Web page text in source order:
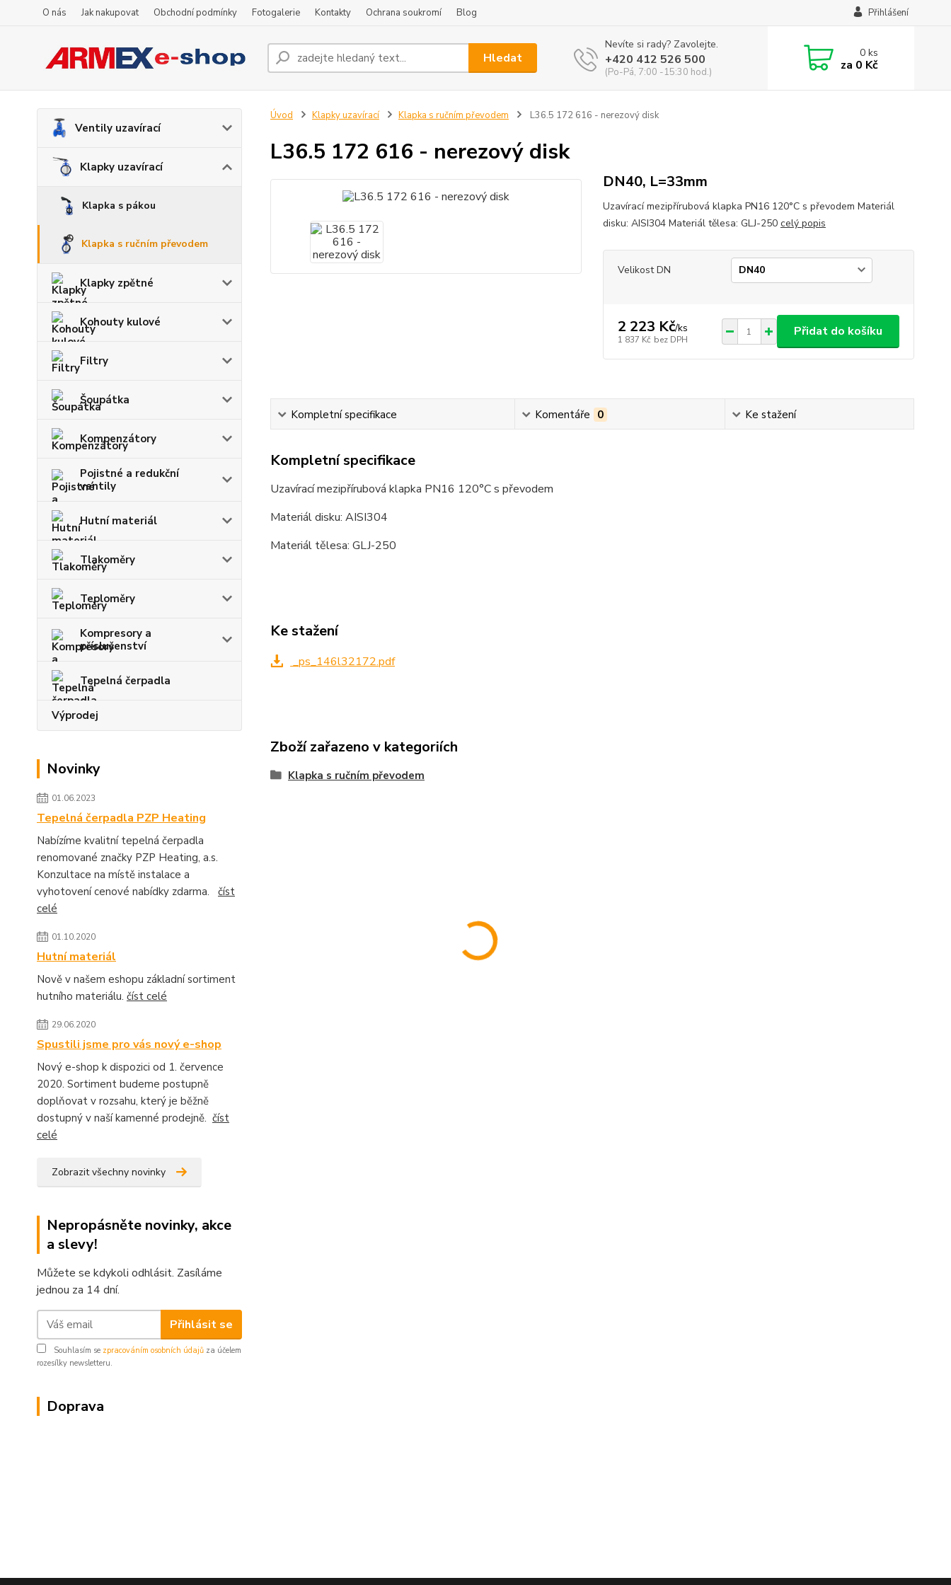
O nás Jak nakupovat Obchodní podmínky Fotogalerie Kontakty Ochrana soukromí Blog Přihlášení
Hledat
Nevíte si rady? Zavolejte.
+420 412 526 500
(Po-Pá, 7:00 -15:30 hod.)
0ks
za 0 Kč
Ventily uzavírací
Klapky uzavírací
Klapka s pákou
Klapka s ručním převodem
Klapky zpětné
Kohouty kulové
Filtry
Šoupátka
Kompenzátory
Pojistné a redukční
ventily
Hutní materiál
Tlakoměry
Teploměry
Kompresory a
příslušenství
Tepelná čerpadla
Výprodej
Novinky
01.06.2023
Tepelná čerpadla PZP Heating
Nabízíme kvalitní tepelná čerpadla
renomované značky PZP Heating, a.s.
Konzultace na místě instalace a
vyhotovení cenové nabídky zdarma. číst
celé
01.10.2020
Hutní materiál
Nově v našem eshopu základní sortiment
hutního materiálu. číst celé
29.06.2020
Spustili jsme pro vás nový e-shop
Nový e-shop k dispozici od 1. července
2020. Sortiment budeme postupně
doplňovat v rozsahu, který je běžně
dostupný v naší kamenné prodejně. číst
celé
Zobrazit všechny novinky
Nepropásněte novinky, akce
a slevy!
Můžete se kdykoli odhlásit. Zasíláme
jednou za 14 dní.
Přihlásit se
Souhlasím se zpracováním osobních údajů za účelem
rozesílky newsletteru.
Doprava
Úvod Klapky uzavírací Klapka s ručním převodem L36.5 172 616 - nerezový disk
L36.5 172 616 - nerezový disk
DN40, L=33mm
Uzavírací mezipřírubová klapka PN16 120°C s převodem Materiál
disku: AISI304 Materiál tělesa: GLJ-250 celý popis
Velikost DN
2 223 Kč/ks
1 837 Kč bez DPH
Přidat do košíku
Kompletní specifikace Komentáře 0 Ke stažení
Kompletní specifikace
Uzavírací mezipřírubová klapka PN16 120°C s převodem
Materiál disku: AISI304
Materiál tělesa: GLJ-250
Ke stažení
_ps_146l32172.pdf
Zboží zařazeno v kategoriích
Klapka s ručním převodem